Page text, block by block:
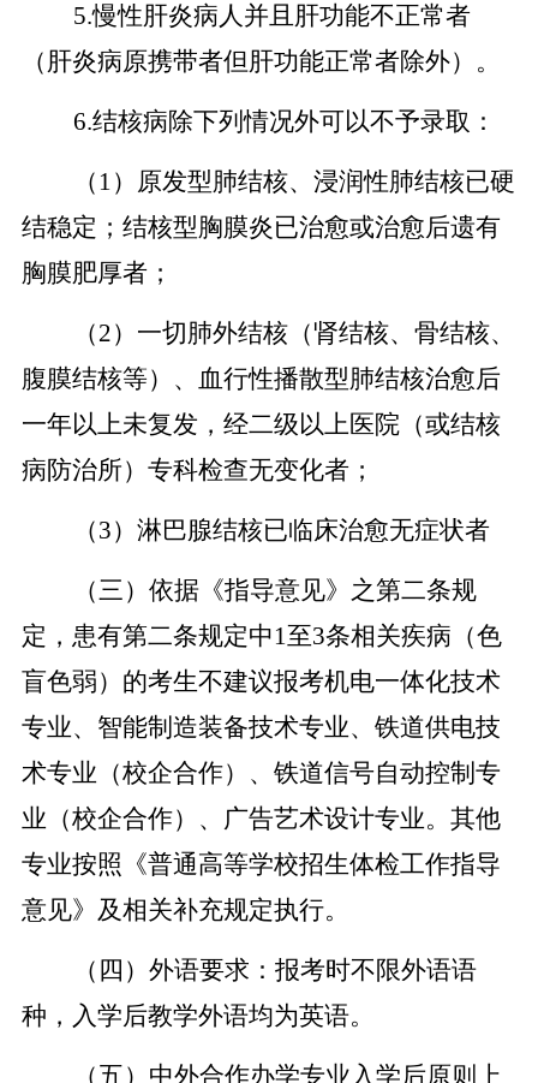
5.慢性肝炎病人并且肝功能不正常者
（肝炎病原携带者但肝功能正常者除外）。
6.结核病除下列情况外可以不予录取：
（ 1）原发型肺结核、浸润性肺结核已硬
结稳定；结核型胸膜炎已治愈或治愈后遗有
胸膜肥厚者；
（2）一切肺外结核（肾结核、骨结核、
腹膜结核等）、血行性播散型肺结核治愈后
一年以上未复发，经二级以上医院（或结核
病防治所）专科检查无变化者；
（3）淋巴腺结核已临床治愈无症状者
（三） 依据《指导意见》之第二条规
定，患有第二条规定中1至3条相关疾病（色
盲色弱）的考生不建议报考机电一体化技术
专业、智能制造装备技术专业、铁道供电技
术专业（校企合作）、铁道信号自动控制专
业（校企合作）、广告艺术设计专业。 其他
专业按照《普通高等学校招生体检工作指导
意见》及相关补充规定执行。
（ 四 ） 外语要求：报考时不限外语语
种，入学后教学外语均为英语。
（五） 中外合作办学专业入学后原则上